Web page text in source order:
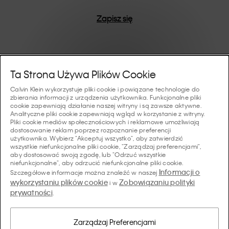
Zapisz się
Pomoc I Wsparcie
FAQ
Status zamówienia
Zamówienia i Dostawa
Zwroty i Zwroty Pieniędzy
Płatności
Tabela Rozmiarów
Kolekcje
#MYCALVINS
Calvin Klein Collection
Calvin Klein Underwear
Calvin Klein Sport
Wskazówki I Poradniki
Przewodnik po bieliźnie damskiej
Przewodnik po bieliźnie męskiej
Przewodnik po krojach jeansów damskich
O Nas
O Marce Calvin Klein
Dane Firmy
Język/ Kraj
Ta Strona Używa Plików Cookie
Calvin Klein wykorzystuje pliki cookie i powiązane technologie do
zbierania informacji z urządzenia użytkownika. Funkcjonalne pliki
cookie zapewniają działanie naszej witryny i są zawsze aktywne.
Analityczne pliki cookie zapewniają wgląd w korzystanie z witryny.
Pliki cookie mediów społecznościowych i reklamowe umożliwiają
dostosowanie reklam poprzez rozpoznanie preferencji
użytkownika. Wybierz "Akceptuj wszystko", aby zatwierdzić
wszystkie niefunkcjonalne pliki cookie, "Zarządzaj preferencjami",
aby dostosować swoją zgodę, lub "Odrzuć wszystkie
niefunkcjonalne", aby odrzucić niefunkcjonalne pliki cookie.
Szczegółowe informacje można znaleźć w naszej Informacji o
wykorzystaniu plików cookiei wZobowiązaniu polityki
prywatności.
Zarządzaj Preferencjami